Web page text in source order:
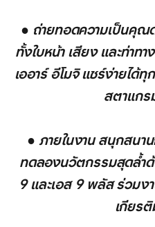
● ถ่ายทอดความเป็นคุณ
ทั้งใบหน้า เสียง และท่าท
เออาร์ อีโมจิ แชร์ง่ายได้
สตาแกร
● ภายในงาน สนุกสน
ทดลองนวัตกรรมสุดล้ำด้
9 และเอส 9 พลัส ร่วมง
เกียร